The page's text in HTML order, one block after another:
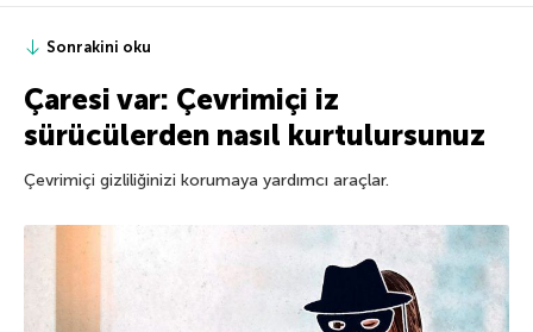
Sonrakini oku
Çaresi var: Çevrimiçi iz
sürücülerden nasıl kurtulursunuz
Çevrimiçi gizliliğinizi korumaya yardımcı araçlar.